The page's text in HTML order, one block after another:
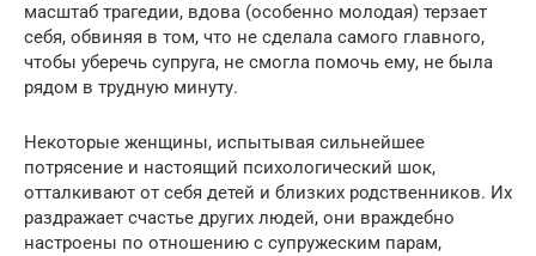
масштаб трагедии, вдова (особенно молодая) терзает
себя, обвиняя в том, что не сделала самого главного,
чтобы уберечь супруга, не смогла помочь ему, не была
рядом в трудную минуту.
Некоторые женщины, испытывая сильнейшее
потрясение и настоящий психологический шок,
отталкивают от себя детей и близких родственников. Их
раздражает счастье других людей, они враждебно
настроены по отношению с супружеским парам,